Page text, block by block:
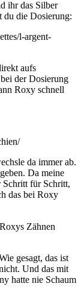
ihr das Silber
du die Dosierung:
l-argent-
aufs
der Dosierung
Roxy schnell
da immer ab.
Da meine
Schritt für Schritt,
das bei Roxy
Zähnen
gesagt, das ist
Und das mit
hatte nie Schaum